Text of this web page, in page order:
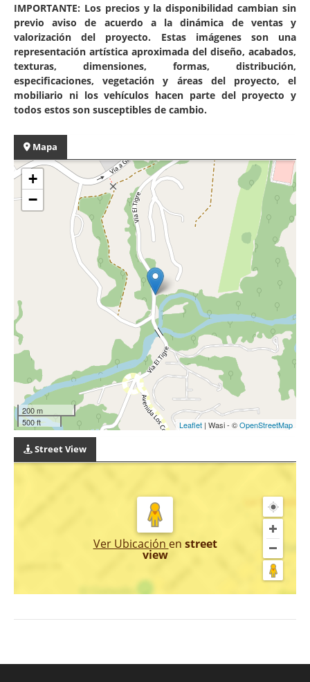
IMPORTANTE: Los precios y la disponibilidad cambian sin
previo aviso de acuerdo a la dinámica de ventas y
valorización del proyecto. Estas imágenes son una
representación artística aproximada del diseño, acabados,
texturas, dimensiones, formas, distribución,
especificaciones, vegetación y áreas del proyecto, el
mobiliario ni los vehículos hacen parte del proyecto y
todos estos son susceptibles de cambio.
Mapa
+
−
200 m
500 ft
Leaflet | Wasi - ©OpenStreetMap
Street View
Ver Ubicación en street
view